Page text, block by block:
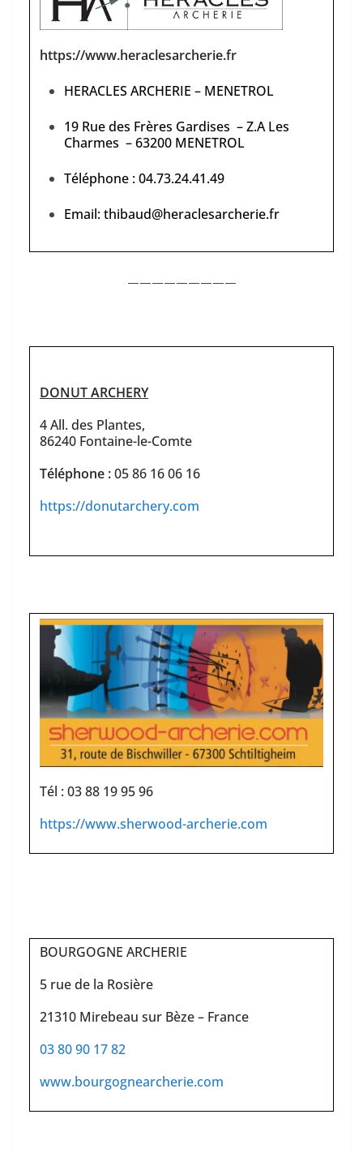
https://www.heraclesarcherie.fr
HERACLES ARCHERIE – MENETROL
19 Rue des Frères Gardises –Z.A Les
Charmes –63200 MENETROL
Téléphone : 04.73.24.41.49
Email: thibaud@heraclesarcherie.fr
—————————
DONUT ARCHERY
4 All. des Plantes,
86240 Fontaine-le-Comte
Téléphone :05 86 16 06 16
https://donutarchery.com
Tél : 03 88 19 95 96
https://www.sherwood-archerie.com
BOURGOGNE ARCHERIE
5 rue de la Rosière
21310 Mirebeau sur Bèze – France
03 80 90 17 82
www.bourgognearcherie.com